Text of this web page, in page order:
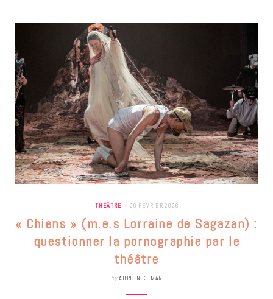
THÉÂTRE 20 FÉVRIER 2026
« Chiens » (m.e.s Lorraine de Sagazan) :
questionner la pornographie par le
théâtre
by ADRIEN COMAR